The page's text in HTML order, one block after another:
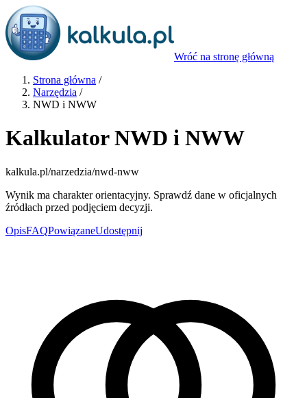
Wróć na stronę główną
Strona główna /
Narzędzia /
NWD i NWW
Kalkulator NWD i NWW
kalkula.pl/narzedzia/nwd-nww
Wynik ma charakter orientacyjny. Sprawdź dane w oficjalnych
źródłach przed podjęciem decyzji.
OpisFAQPowiązaneUdostępnij